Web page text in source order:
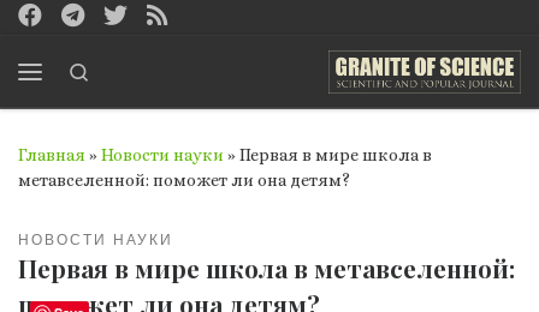
Перейти к содержимому
Главная » Новости науки » Первая в мире школа в
метавселенной: поможет ли она детям?
НОВОСТИ НАУКИ
Первая в мире школа в метавселенной:
поможет ли она детям?